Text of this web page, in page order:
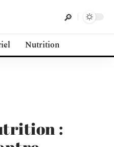
Nutrition
: